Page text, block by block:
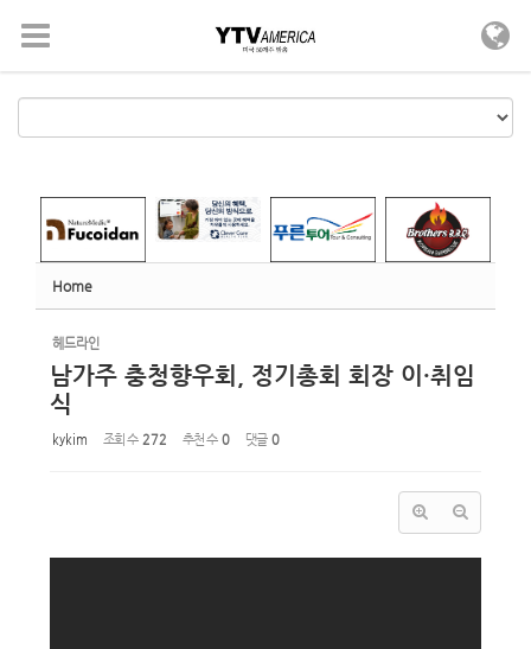
Home
헤드라인
남가주 충청향우회, 정기총회 회장 이·취임
식
kykim 조회 수 272 추천 수 0 댓글 0